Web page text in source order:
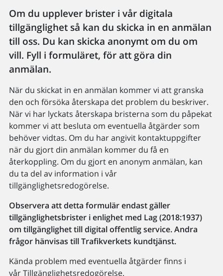
Om du upplever brister i vår digitala
tillgänglighet så kan du skicka in en anmälan
till oss. Du kan skicka anonymt om du om
vill. Fyll i formuläret, för att göra din
anmälan.
När du skickat in en anmälan kommer vi att granska
den och försöka återskapa det problem du beskriver.
När vi har lyckats återskapa bristerna som du påpekat
kommer vi att besluta om eventuella åtgärder som
behöver vidtas. Om du har angivit kontaktuppgifter
när du gjort din anmälan kommer du få en
återkoppling. Om du gjort en anonym anmälan, kan
du ta del av information i vår
tillgänglighetsredogörelse.
Observera att detta formulär endast gäller
tillgänglighetsbrister i enlighet med Lag (2018:1937)
om tillgänglighet till digital offentlig service. Andra
frågor hänvisas till Trafikverkets kundtjänst.
Kända problem med eventuella åtgärder finns i
vår Tillgänglighetsredogörelse.